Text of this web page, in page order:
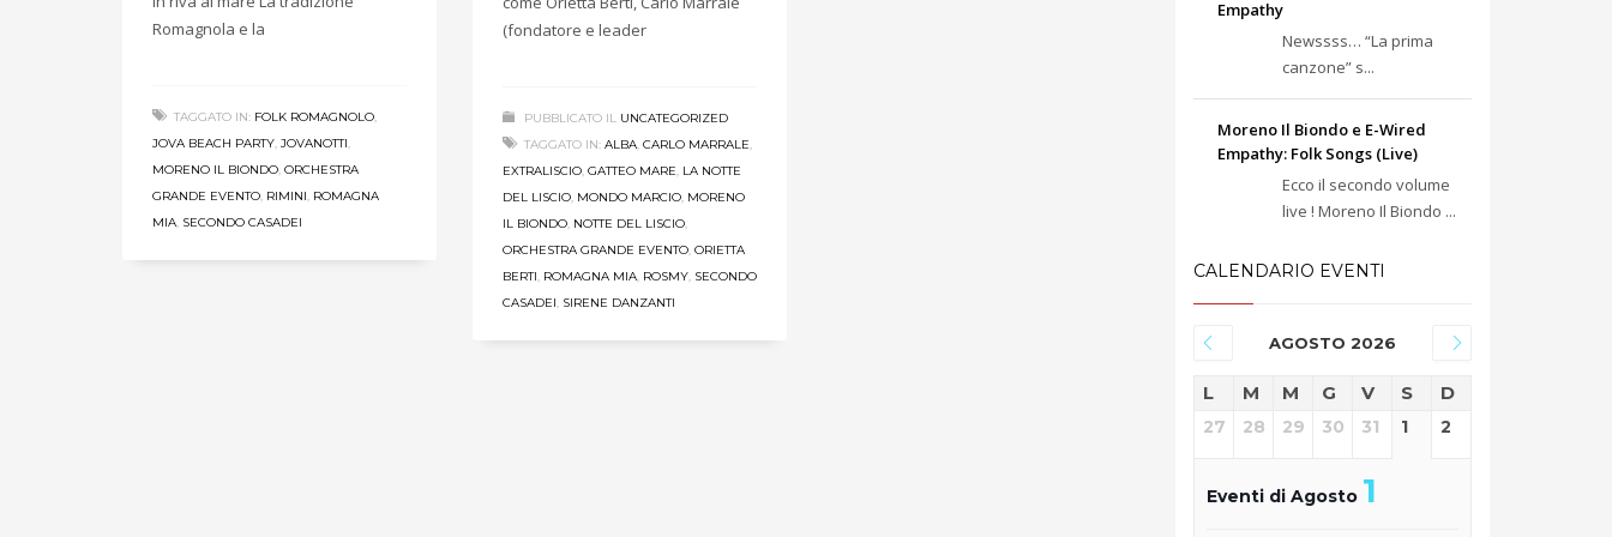
Romagnola e la
TAGGATO IN: FOLK ROMAGNOLO,
JOVA BEACH PARTY, JOVANOTTI,
MORENO IL BIONDO, ORCHESTRA
GRANDE EVENTO, RIMINI, ROMAGNA
MIA, SECONDO CASADEI
(fondatore e leader
PUBBLICATO IL UNCATEGORIZED
TAGGATO IN: ALBA, CARLO MARRALE,
EXTRALISCIO, GATTEO MARE, LA NOTTE
DEL LISCIO, MONDO MARCIO, MORENO
IL BIONDO, NOTTE DEL LISCIO,
ORCHESTRA GRANDE EVENTO, ORIETTA
BERTI, ROMAGNA MIA, ROSMY, SECONDO
CASADEI, SIRENE DANZANTI
Empathy
Newssss… “La prima
canzone” s...
Moreno Il Biondo e E-Wired
Empathy: Folk Songs (Live)
Ecco il secondo volume
live ! Moreno Il Biondo ...
CALENDARIO EVENTI
AGOSTO 2026
L M M G V S D
27 28 29 30 31 1 2
Eventi di Agosto 1